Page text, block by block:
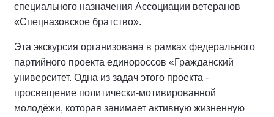
специального назначения Ассоциации ветеранов
«Спецназовское братство».
Эта экскурсия организована в рамках федерального
партийного проекта единороссов «Гражданский
университет. Одна из задач этого проекта -
просвещение политически-мотивированной
молодёжи, которая занимает активную жизненную